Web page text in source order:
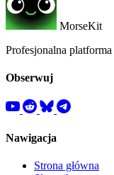
MorseKit
Profesjonalna
Obserwuj
Nawigacja
Strona główna